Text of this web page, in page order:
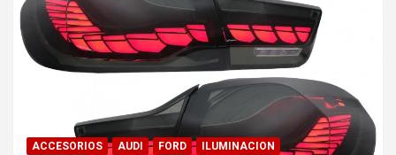
ACCESORIOS AUDI FORD
ILUMINACION